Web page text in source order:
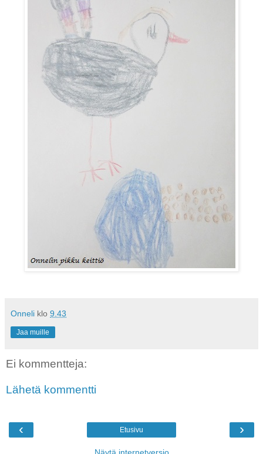
Onneli klo 9.43
Jaa muille
Ei kommentteja:
Lähetä kommentti
‹ ›
Etusivu